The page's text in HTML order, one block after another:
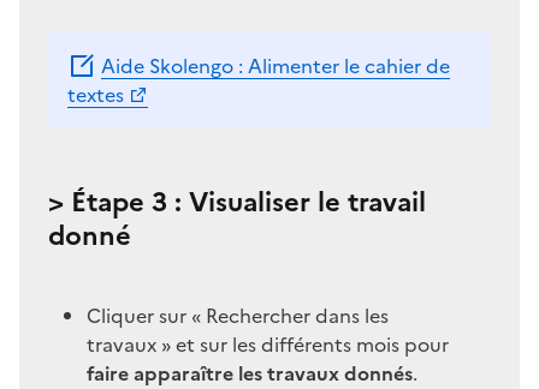
Aide Skolengo : Alimenter le cahier de
textes
> Étape 3 : Visualiser le travail
donné
Cliquer sur « Rechercher dans les
travaux » et sur les différents mois pour
faire apparaître les travaux donnés.